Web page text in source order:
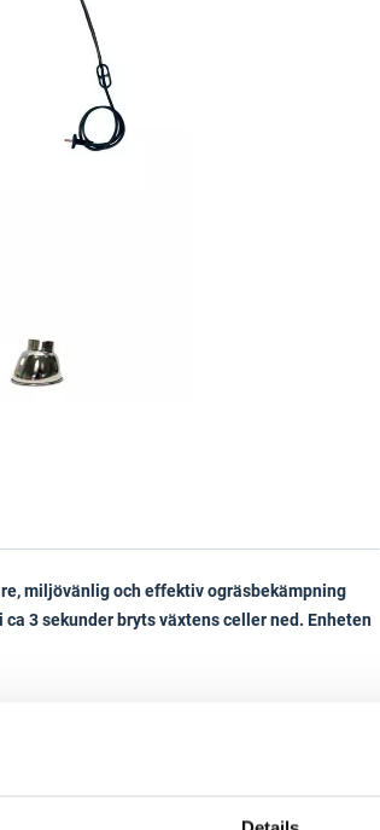
miljövänlig och effektiv ogräsbekämpning
3 sekunder bryts växtens celler ned. Enheten
upp till 600°C. Levereras med 1 st XL 25 cm